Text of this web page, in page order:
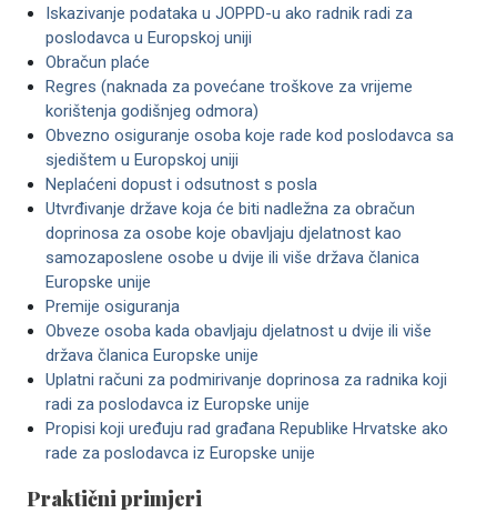
Iskazivanje podataka u JOPPD-u ako radnik radi za
poslodavca u Europskoj uniji
Obračun plaće
Regres (naknada za povećane troškove za vrijeme
korištenja godišnjeg odmora)
Obvezno osiguranje osoba koje rade kod poslodavca sa
sjedištem u Europskoj uniji
Neplaćeni dopust i odsutnost s posla
Utvrđivanje države koja će biti nadležna za obračun
doprinosa za osobe koje obavljaju djelatnost kao
samozaposlene osobe u dvije ili više država članica
Europske unije
Premije osiguranja
Obveze osoba kada obavljaju djelatnost u dvije ili više
država članica Europske unije
Uplatni računi za podmirivanje doprinosa za radnika koji
radi za poslodavca iz Europske unije
Propisi koji uređuju rad građana Republike Hrvatske ako
rade za poslodavca iz Europske unije
Praktični primjeri